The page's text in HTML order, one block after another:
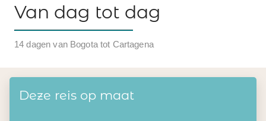
Van dag tot dag
14 dagen van Bogota tot Cartagena
Deze reis op maat